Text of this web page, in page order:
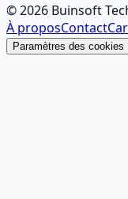
©2026 Buinsoft
À proposContact
Paramètres des cookies